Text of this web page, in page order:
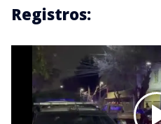
Registros: